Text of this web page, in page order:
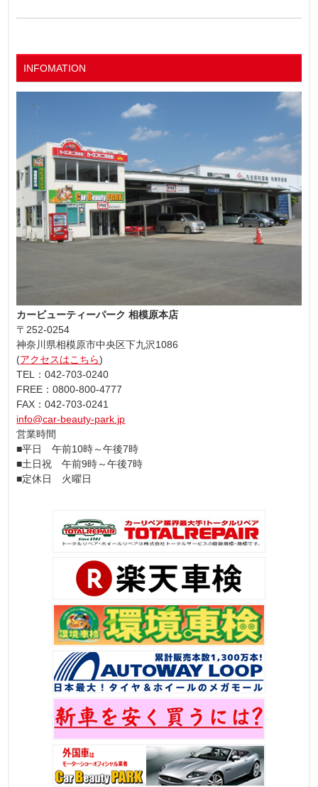
INFOMATION
カービューティーパーク 相模原本店
〒252-0254
神奈川県相模原市中央区下九沢1086
(アクセスはこちら)
TEL：042-703-0240
FREE：0800-800-4777
FAX：042-703-0241
info@car-beauty-park.jp
営業時間
■平日 午前10時～午後7時
■土日祝 午前9時～午後7時
■定休日 火曜日